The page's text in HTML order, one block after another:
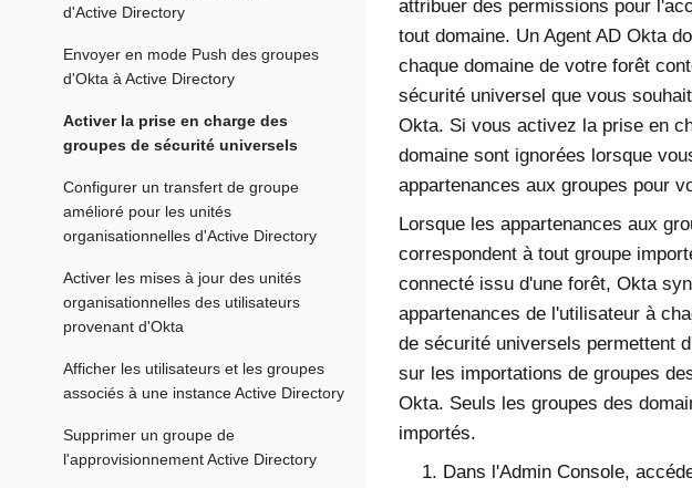
d'Active Directory
Envoyer en mode Push des groupes
d'Okta à Active Directory
Activer la prise en charge des
groupes de sécurité universels
Configurer un transfert de groupe
amélioré pour les unités
organisationnelles d'Active Directory
Activer les mises à jour des unités
organisationnelles des utilisateurs
provenant d'Okta
Afficher les utilisateurs et les groupes
associés à une instance Active Directory
Supprimer un groupe de
l'approvisionnement Active Directory
attribuer des permissions pour
tout domaine. Un Agent AD Okta
chaque domaine de votre forêt
sécurité universel que vous
Okta. Si vous activez la prise en
domaine sont ignorées lorsque
appartenances aux groupes pour
Lorsque les appartenances aux
correspondent à tout groupe
connecté issu d'une forêt, Okta
appartenances de l'utilisateur à
de sécurité universels permettent
sur les importations de groupes
Okta. Seuls les groupes des
importés.
Dans l'Admin Console,